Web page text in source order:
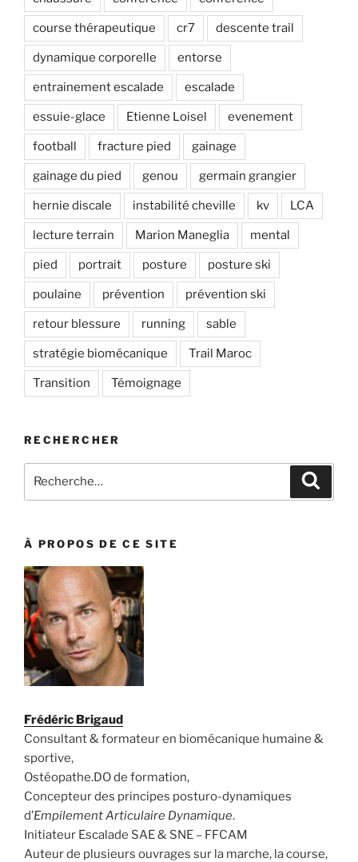
course thérapeutique cr7 descente trail
dynamique corporelle entorse
entrainement escalade escalade
essuie-glace Etienne Loisel evenement
football fracture pied gainage
gainage du pied genou germain grangier
hernie discale instabilité cheville kv LCA
lecture terrain Marion Maneglia mental
pied portrait posture posture ski
poulaine prévention prévention ski
retour blessure running sable
stratégie biomécanique Trail Maroc
Transition Témoignage
RECHERCHER
pour
À PROPOS DE CE SITE
Frédéric Brigaud
Consultant & formateur en biomécanique humaine &
sportive,
Ostéopathe.DO de formation,
Concepteur des principes posturo-dynamiques
d’Empilement Articulaire Dynamique.
Initiateur Escalade SAE & SNE – FFCAM
Auteur de plusieurs ouvrages sur la marche, la course,